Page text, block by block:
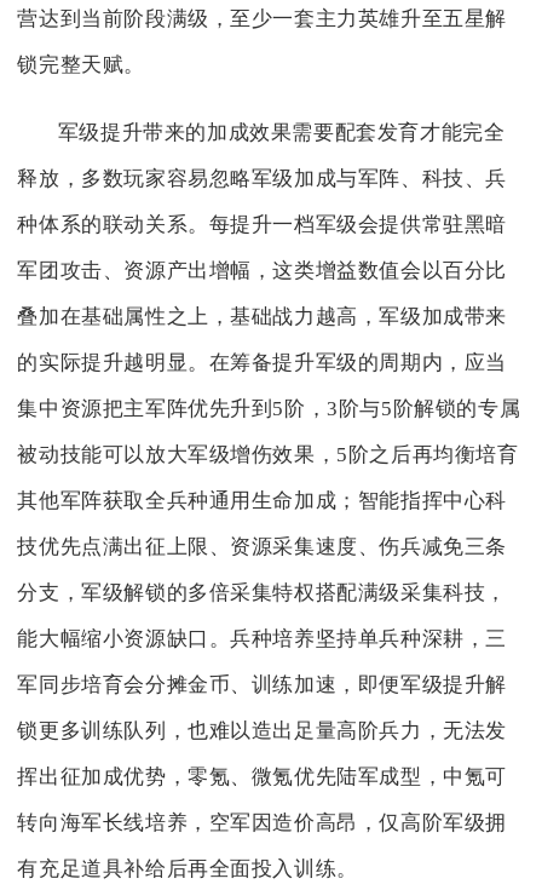
营达到当前阶段满级，至少一套主力英雄升至五星解
锁完整天赋。
军级提升带来的加成效果需要配套发育才能完全
释放，多数玩家容易忽略军级加成与军阵、科技、兵
种体系的联动关系。每提升一档军级会提供常驻黑暗
军团攻击、资源产出增幅，这类增益数值会以百分比
叠加在基础属性之上，基础战力越高，军级加成带来
的实际提升越明显。在筹备提升军级的周期内，应当
集中资源把主军阵优先升到5阶，3阶与5阶解锁的专属
被动技能可以放大军级增伤效果，5阶之后再均衡培育
其他军阵获取全兵种通用生命加成；智能指挥中心科
技优先点满出征上限、资源采集速度、伤兵减免三条
分支，军级解锁的多倍采集特权搭配满级采集科技，
能大幅缩小资源缺口。兵种培养坚持单兵种深耕，三
军同步培育会分摊金币、训练加速，即便军级提升解
锁更多训练队列，也难以造出足量高阶兵力，无法发
挥出征加成优势，零氪、微氪优先陆军成型，中氪可
转向海军长线培养，空军因造价高昂，仅高阶军级拥
有充足道具补给后再全面投入训练。